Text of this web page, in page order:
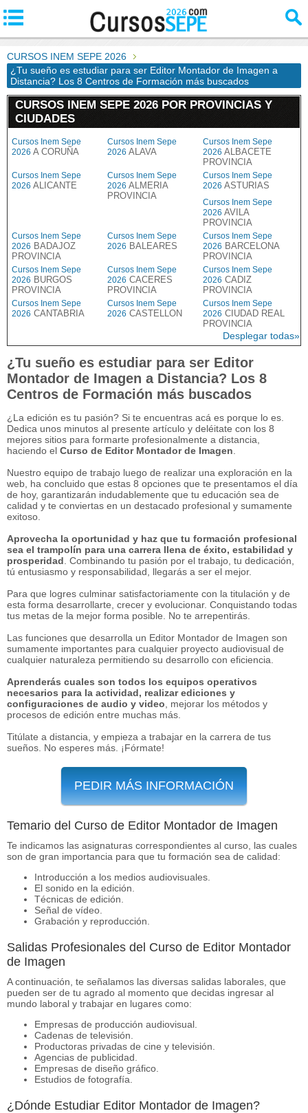
CURSOS INEM SEPE 2026
¿Tu sueño es estudiar para ser Editor Montador de Imagen a
Distancia? Los 8 Centros de Formación más buscados
CURSOS INEM SEPE 2026 POR PROVINCIAS Y
CIUDADES
Cursos Inem Sepe
2026 A CORUÑA
Cursos Inem Sepe
2026 ALAVA
Cursos Inem Sepe
2026 ALBACETE
PROVINCIA
Cursos Inem Sepe
2026 ALICANTE
Cursos Inem Sepe
2026 ALMERIA
PROVINCIA
Cursos Inem Sepe
2026 ASTURIAS
Cursos Inem Sepe
2026 AVILA
PROVINCIA
Cursos Inem Sepe
2026 BADAJOZ
PROVINCIA
Cursos Inem Sepe
2026 BALEARES
Cursos Inem Sepe
2026 BARCELONA
PROVINCIA
Cursos Inem Sepe
2026 BURGOS
PROVINCIA
Cursos Inem Sepe
2026 CACERES
PROVINCIA
Cursos Inem Sepe
2026 CADIZ
PROVINCIA
Cursos Inem Sepe
2026 CANTABRIA
Cursos Inem Sepe
2026 CASTELLON
Cursos Inem Sepe
2026 CIUDAD REAL
PROVINCIA
Desplegar todas»
¿Tu sueño es estudiar para ser Editor
Montador de Imagen a Distancia? Los 8
Centros de Formación más buscados
¿La edición es tu pasión? Si te encuentras acá es porque lo es.
Dedica unos minutos al presente artículo y deléitate con los 8
mejores sitios para formarte profesionalmente a distancia,
haciendo el Curso de Editor Montador de Imagen
Nuestro equipo de trabajo luego de realizar una exploración en la
web, ha concluido que estas 8 opciones que te presentamos el día
de hoy, garantizarán indudablemente que tu educación sea de
calidad y te conviertas en un destacado profesional y sumamente
exitoso.
Aprovecha la oportunidad y haz que tu formación profesional
sea el trampolín para una carrera llena de éxito, estabilidad y
prosperidad . Combinando tu pasión por el trabajo, tu dedicación,
tú entusiasmo y responsabilidad, llegarás a ser el mejor.
Para que logres culminar satisfactoriamente con la titulación y de
esta forma desarrollarte, crecer y evolucionar. Conquistando todas
tus metas de la mejor forma posible. No te arrepentirás.
Las funciones que desarrolla un Editor Montador de Imagen son
sumamente importantes para cualquier proyecto audiovisual de
cualquier naturaleza permitiendo su desarrollo con eficiencia.
Aprenderás cuales son todos los equipos operativos
necesarios para la actividad, realizar ediciones y
configuraciones de audio y video , mejorar los métodos y
procesos de edición entre muchas más.
Titúlate a distancia, y empieza a trabajar en la carrera de tus
sueños. No esperes más. ¡Fórmate!
PEDIR MÁS INFORMACIÓN
Temario del Curso de Editor Montador de Imagen
Te indicamos las asignaturas correspondientes al curso, las cuales
son de gran importancia para que tu formación sea de calidad:
Introducción a los medios audiovisuales.
El sonido en la edición.
Técnicas de edición.
Señal de vídeo.
Grabación y reproducción.
Salidas Profesionales del Curso de Editor Montador
de Imagen
A continuación, te señalamos las diversas salidas laborales, que
pueden ser de tu agrado al momento que decidas ingresar al
mundo laboral y trabajar en lugares como:
Empresas de producción audiovisual.
Cadenas de televisión.
Productoras privadas de cine y televisión.
Agencias de publicidad.
Empresas de diseño gráfico.
Estudios de fotografía.
¿Dónde Estudiar Editor Montador de Imagen?